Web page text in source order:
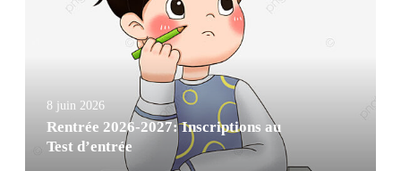
8 juin 2026
Rentrée 2026-2027: Inscriptions au
Test d’entrée